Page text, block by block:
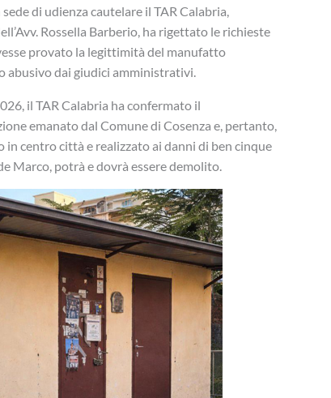
di udienza cautelare il TAR Calabria,
Rossella Barberio, ha rigettato le richieste
provato la legittimità del manufatto
abusivo dai giudici amministrativi.
il TAR Calabria ha confermato il
emanato dal Comune di Cosenza e, pertanto,
centro città e realizzato ai danni di ben cinque
Marco, potrà e dovrà essere demolito.